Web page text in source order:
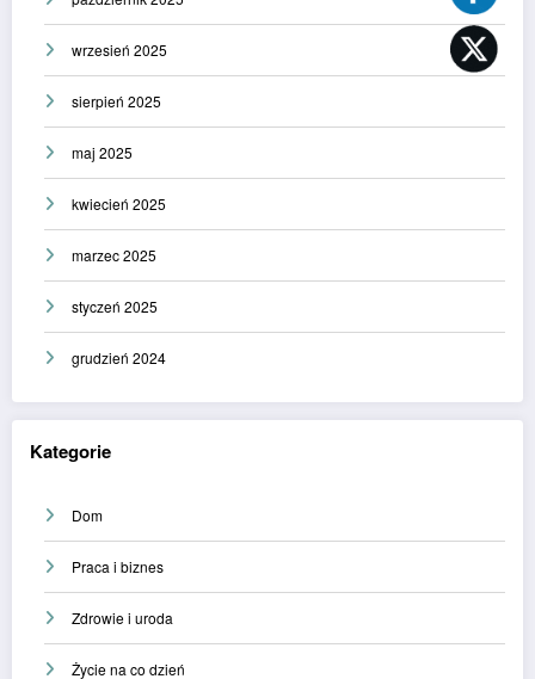
wrzesień 2025
sierpień 2025
maj 2025
kwiecień 2025
marzec 2025
styczeń 2025
grudzień 2024
Kategorie
Dom
Praca i biznes
Zdrowie i uroda
Życie na co dzień